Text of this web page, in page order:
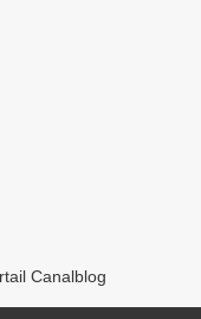
Canalblog